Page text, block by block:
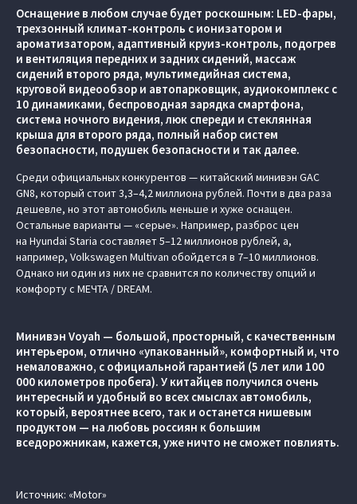
Оснащение в любом случае будет роскошным: LED-фары,
трехзонный климат-контроль с ионизатором и
ароматизатором, адаптивный круиз-контроль, подогрев
и вентиляция передних и задних сидений, массаж
сидений второго ряда, мультимедийная система,
круговой видеообзор и автопарковщик, аудиокомплекс с
10 динамиками, беспроводная зарядка смартфона,
система ночного видения, люк спереди и стеклянная
крыша для второго ряда, полный набор систем
безопасности, подушек безопасности и так далее.
Среди официальных конкурентов — китайский минивэн GAC
GN8, который стоит 3,3–4,2 миллиона рублей. Почти в два раза
дешевле, но этот автомобиль меньше и хуже оснащен.
Остальные варианты — «серые». Например, разброс цен
на Hyundai Staria составляет 5–12 миллионов рублей, а,
например, Volkswagen Multivan обойдется в 7–10 миллионов.
Однако ни один из них не сравнится по количеству опций и
комфорту с МЕЧТА / DREAM.
Минивэн Voyah — большой, просторный, с качественным
интерьером, отлично «упакованный», комфортный и, что
немаловажно, с официальной гарантией (5 лет или 100
000 километров пробега). У китайцев получился очень
интересный и удобный во всех смыслах автомобиль,
который, вероятнее всего, так и останется нишевым
продуктом — на любовь россиян к большим
вседорожникам, кажется, уже ничто не сможет повлиять.
Источник: «Motor»